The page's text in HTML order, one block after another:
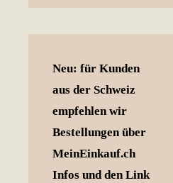
Neu: für Kunden
aus der Schweiz
empfehlen wir
Bestellungen über
MeinEinkauf.ch
Infos und den Link